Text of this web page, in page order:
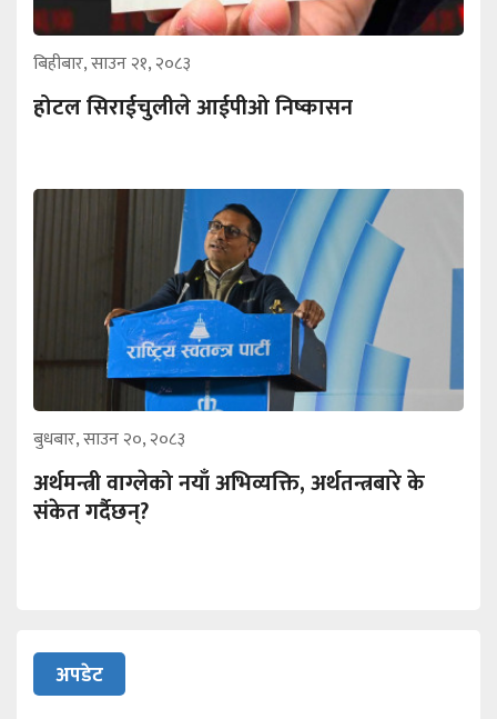
बिहीबार, साउन २१, २०८३
होटल सिराईचुलीले आईपीओ निष्कासन
बुधबार, साउन २०, २०८३
अर्थमन्त्री वाग्लेको नयाँ अभिव्यक्ति, अर्थतन्त्रबारे के
संकेत गर्दैछन्?
अपडेट